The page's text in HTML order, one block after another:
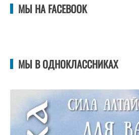
МЫ НА FACEBOOK
МЫ В ОДНОКЛАССНИКАХ